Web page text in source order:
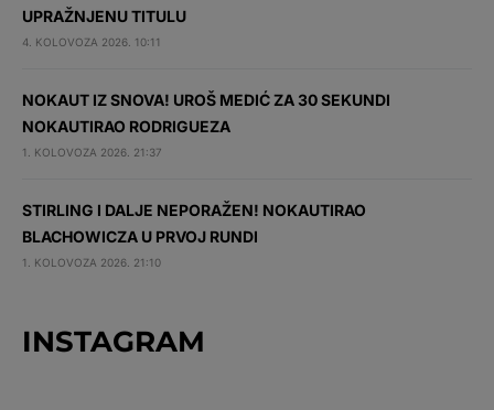
UPRAŽNJENU TITULU
4. KOLOVOZA 2026. 10:11
NOKAUT IZ SNOVA! UROŠ MEDIĆ ZA 30 SEKUNDI
NOKAUTIRAO RODRIGUEZA
1. KOLOVOZA 2026. 21:37
STIRLING I DALJE NEPORAŽEN! NOKAUTIRAO
BLACHOWICZA U PRVOJ RUNDI
1. KOLOVOZA 2026. 21:10
INSTAGRAM